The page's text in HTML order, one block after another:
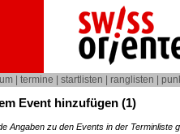
termine startlisten ranglisten
Event hinzufügen (1)
Angaben zu den Events in der Terminliste